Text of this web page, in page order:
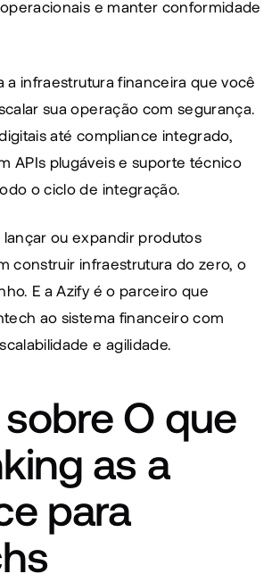
e manter conformidade
a infraestrutura financeira que você
sua operação com segurança.
até compliance integrado,
APIs plugáveis e suporte técnico
o ciclo de integração.
lançar ou expandir produtos
construir infraestrutura do zero, o
E a Azify é o parceiro que
ao sistema financeiro com
e agilidade.
sobre O que
as a
para